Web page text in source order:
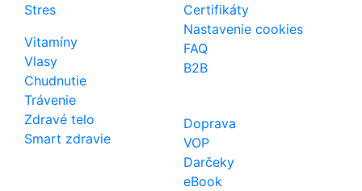
Stres
Vitamíny
Vlasy
Chudnutie
Trávenie
Zdravé telo
Smart zdravie
Certifikáty
Nastavenie cookies
FAQ
B2B
Doprava
VOP
Darčeky
eBook